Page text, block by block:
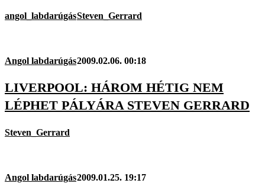
angol_labdarúgásSteven_Gerrard
Angol labdarúgás2009.02.06. 00:18
LIVERPOOL: HÁROM HÉTIG NEM
LÉPHET PÁLYÁRA STEVEN GERRARD
Steven_Gerrard
Angol labdarúgás2009.01.25. 19:17